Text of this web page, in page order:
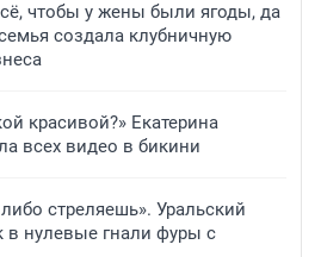
чтобы у жены были ягоды, да
создала клубничную
красивой?» Екатерина
всех видео в бикини
стреляешь». Уральский
в нулевые гнали фуры с